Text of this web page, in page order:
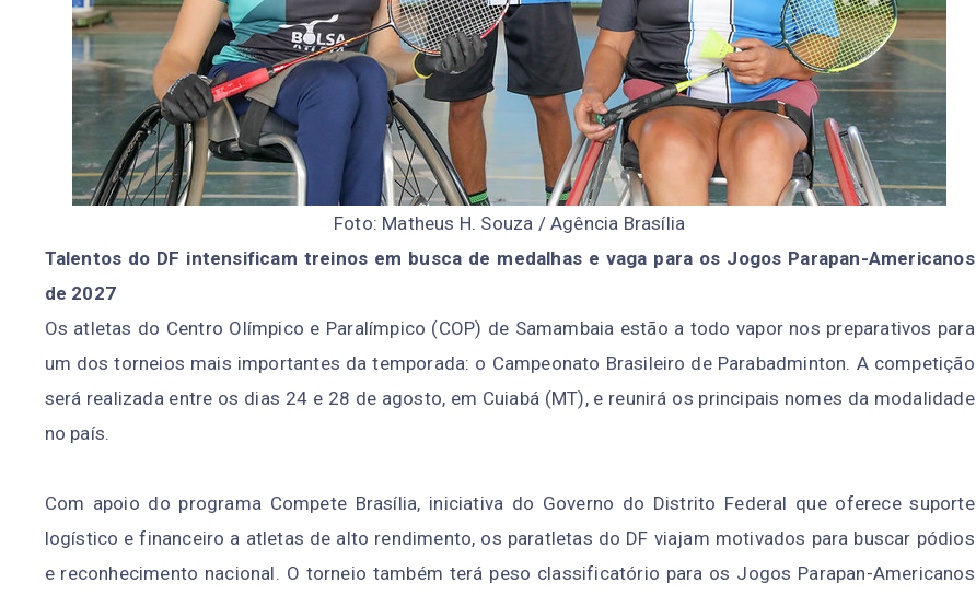
Foto: Matheus H. Souza / Agência Brasília
Talentos do DF intensificam treinos em busca de medalhas e vaga para os Jogos Parapan-Americanos
de 2027
Os atletas do Centro Olímpico e Paralímpico (COP) de Samambaia estão a todo vapor nos preparativos para
um dos torneios mais importantes da temporada: o Campeonato Brasileiro de Parabadminton. A competição
será realizada entre os dias 24 e 28 de agosto, em Cuiabá (MT), e reunirá os principais nomes da modalidade
no país.
Com apoio do programa Compete Brasília, iniciativa do Governo do Distrito Federal que oferece suporte
logístico e financeiro a atletas de alto rendimento, os paratletas do DF viajam motivados para buscar pódios
e reconhecimento nacional. O torneio também terá peso classificatório para os Jogos Parapan-Americanos